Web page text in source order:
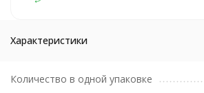
Характеристики
Количество в одной упаковке